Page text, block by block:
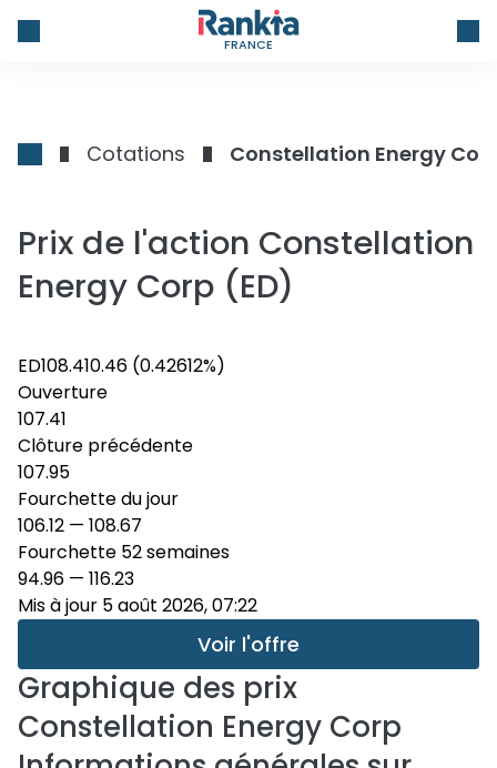
FRANCE
Cotations Constellation Energy
Prix de l'action Constellation
Energy Corp (ED)
ED108.410.46 (0.42612%)
Ouverture
107.41
Clôture précédente
107.95
Fourchette du jour
106.12 — 108.67
Fourchette 52 semaines
94.96 — 116.23
Mis à jour 5 août 2026, 07:22
Voir l'offre
Graphique des prix
Constellation Energy Corp